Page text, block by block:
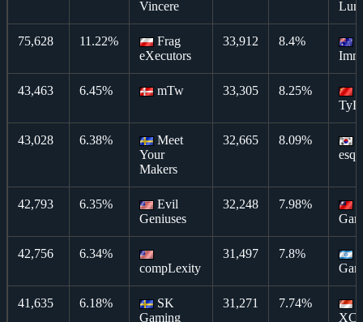
Vincere
75,628 11.22%
Frag
eXecutors
33,912 8.4%
43,463 6.45% mTw 33,305
8.25%
43,028 6.38%
Meet
Your
Makers
32,665
8.09%
42,793 6.35%
Evil
Geniuses
32,248 7.98%
42,756
6.34%
compLexity
31,497 7.8%
41,635 6.18%
SK
Gaming
31,271 7.74%